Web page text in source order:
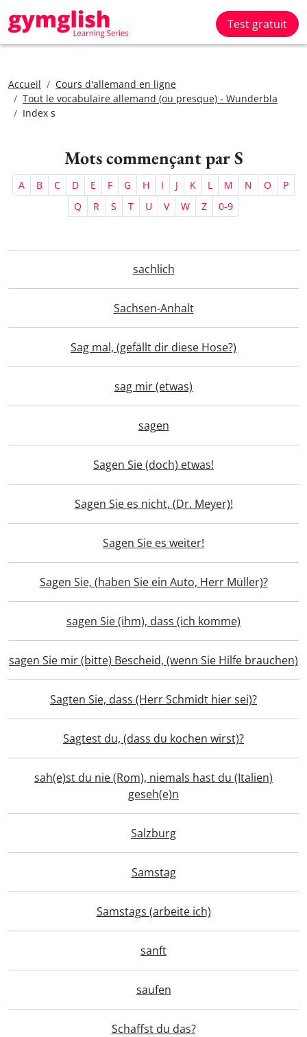
Test gratuit
Accueil
Cours d'allemand en ligne
Tout le vocabulaire allemand (ou presque) - Wunderbla
Index s
Mots commençant par S
A B C D E F G H I J K L M N O
P
Q
R S T U V W Z 0-9
sachlich
Sachsen-Anhalt
Sag mal, (gefällt dir diese Hose?)
sag mir (etwas)
sagen
Sagen Sie (doch) etwas!
Sagen Sie es nicht, (Dr. Meyer)!
Sagen Sie es weiter!
Sagen Sie, (haben Sie ein Auto, Herr Müller)?
sagen Sie (ihm), dass (ich komme)
sagen Sie mir (bitte) Bescheid, (wenn Sie Hilfe brauchen)
Sagten Sie, dass (Herr Schmidt hier sei)?
Sagtest du, (dass du kochen wirst)?
sah(e)st du nie (Rom), niemals hast du (Italien)
geseh(e)n
Salzburg
Samstag
Samstags (arbeite ich)
sanft
saufen
Schaffst du das?